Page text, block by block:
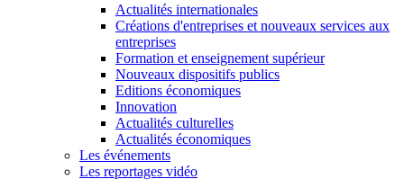
Actualités internationales
Créations d'entreprises et nouveaux services aux
entreprises
Formation et enseignement supérieur
Nouveaux dispositifs publics
Editions économiques
Innovation
Actualités culturelles
Actualités économiques
Les événements
Les reportages vidéo